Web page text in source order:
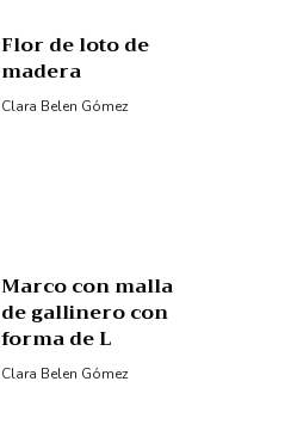
Flor de loto de
madera
Clara Belen Gómez
Marco con malla
de gallinero con
forma de L
Clara Belen Gómez